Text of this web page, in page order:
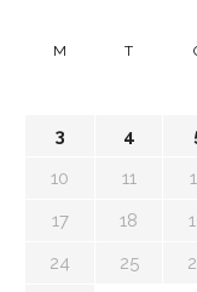
M T
3
4
10
11
17
18
24
25